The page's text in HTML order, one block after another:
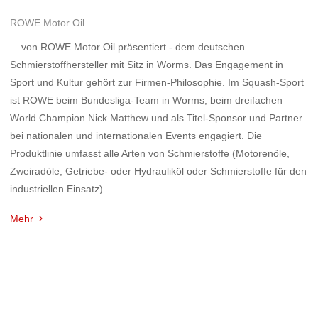
ROWE Motor Oil
... von ROWE Motor Oil präsentiert - dem deutschen
Schmierstoffhersteller mit Sitz in Worms. Das Engagement in
Sport und Kultur gehört zur Firmen-Philosophie. Im Squash-Sport
ist ROWE beim Bundesliga-Team in Worms, beim dreifachen
World Champion Nick Matthew und als Titel-Sponsor und Partner
bei nationalen und internationalen Events engagiert. Die
Produktlinie umfasst alle Arten von Schmierstoffe (Motorenöle,
Zweiradöle, Getriebe- oder Hydrauliköl oder Schmierstoffe für den
industriellen Einsatz).
Mehr